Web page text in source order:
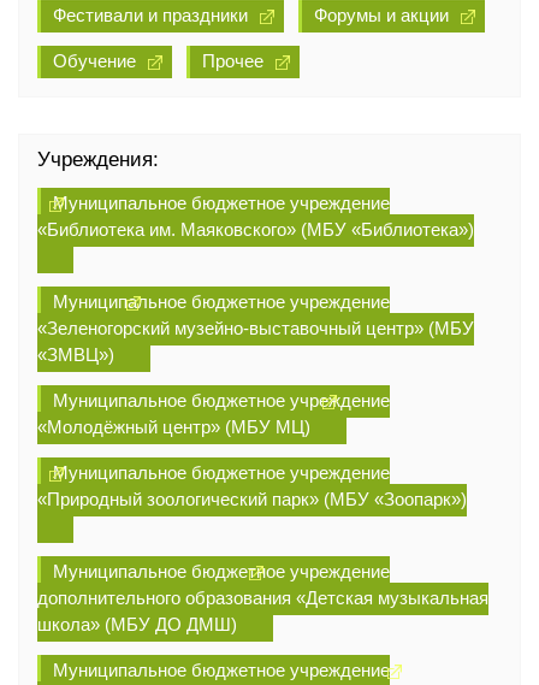
Фестивали и праздники Форумы и акции
Обучение Прочее
Учреждения:
Муниципальное бюджетное учреждение
«Библиотека им. Маяковского» (МБУ «Библиотека»)
Муниципальное бюджетное учреждение
«Зеленогорский музейно-выставочный центр» (МБУ
«ЗМВЦ»)
Муниципальное бюджетное учреждение
«Молодёжный центр» (МБУ МЦ)
Муниципальное бюджетное учреждение
«Природный зоологический парк» (МБУ «Зоопарк»)
Муниципальное бюджетное учреждение
дополнительного образования «Детская музыкальная
школа» (МБУ ДО ДМШ)
Муниципальное бюджетное учреждение